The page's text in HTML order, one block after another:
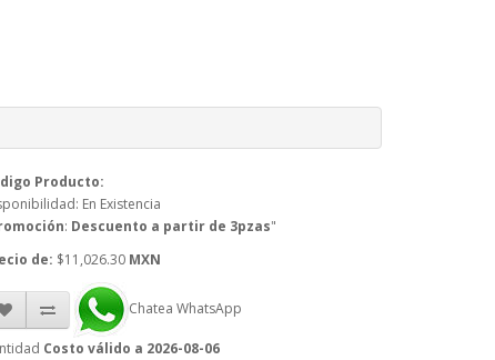
Producto:
En Existencia
: Descuento a partir de 3pzas"
de: $11,026.30 MXN
Chatea WhatsApp
Costo válido a 2026-08-06